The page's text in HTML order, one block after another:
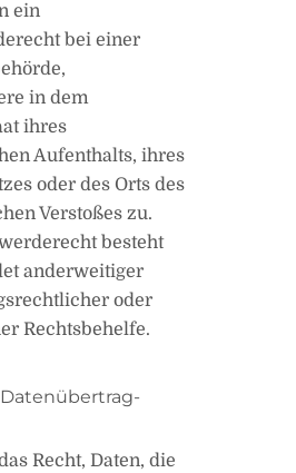
ein
bei einer
in dem
ihres
Aufenthalts, ihres
oder des Orts des
Verstoßes zu.
besteht
anderweitiger
oder
Rechtsbehelfe.
Recht, Daten, die